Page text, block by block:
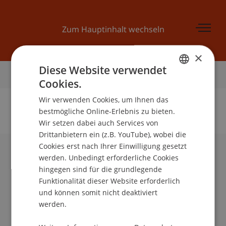
Zum Hauptinhalt wechseln
Startseite
Keine Daten zu dieser Person gefunden
Universität Liechtenstein
Fürst-Franz-Josef-Strasse
9490 Vaduz
Liechtenstein
info@uni.li
×
Diese Website verwendet
Cookies.
Wir verwenden Cookies, um Ihnen das
bestmögliche Online-Erlebnis zu bieten.
Wir setzen dabei auch Services von
Drittanbietern ein (z.B. YouTube), wobei die
Cookies erst nach Ihrer Einwilligung gesetzt
werden. Unbedingt erforderliche Cookies
hingegen sind für die grundlegende
Funktionalität dieser Website erforderlich
und können somit nicht deaktiviert
werden.